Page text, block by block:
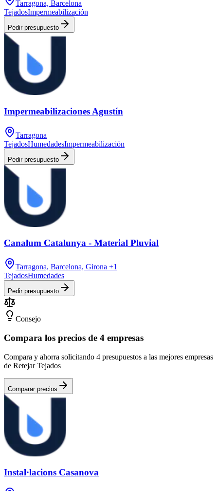
Tarragona, Barcelona
TejadosImpermeabilización
Pedir presupuesto
Impermeabilizaciones Agustín
Tarragona
TejadosHumedadesImpermeabilización
Pedir presupuesto
Canalum Catalunya - Material Pluvial
Tarragona, Barcelona, Girona +1
TejadosHumedades
Pedir presupuesto
Consejo
Compara los precios de 4 empresas
Compara y ahorra solicitando 4 presupuestos a las mejores empresas
de Retejar Tejados
Comparar precios
Instal·lacions Casanova